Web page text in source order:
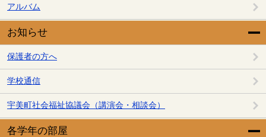
アルバム
お知らせ
保護者の方へ
学校通信
宇美町社会福祉協議会（講演会・相談会）
各学年の部屋